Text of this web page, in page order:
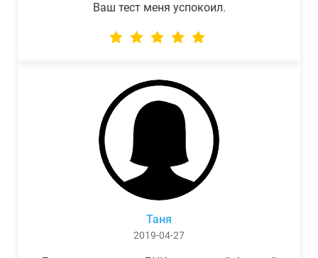
Ваш тест меня успокоил.
Таня
2019-04-27